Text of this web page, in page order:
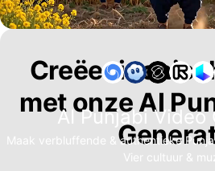
AI Punjabi Video
Maak verbluffende & authentieke
Vier cultuur &
Creëer
met onze AI